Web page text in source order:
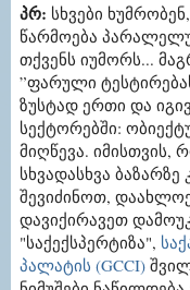
პრ: სხვები
წარმოება
თქვენს იუმორს...
”ფარული
ზუსტად ერთი და
სექტორებში:
მიღწევა. იმისთვის,
სხვადასხვა
შევიძინოთ,
დავიქირავეთ
"საქექსპერტიზა",
პალატის (GCCI)